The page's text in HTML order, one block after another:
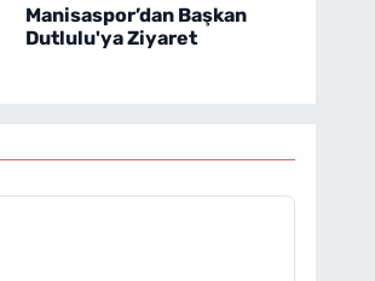
Manisaspor’dan Başkan
Dutlulu'ya Ziyaret